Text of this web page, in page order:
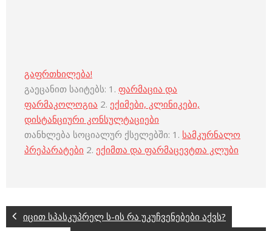
გაფრთხილება!
გაეცანით საიტებს: 1. ფარმაცია და
ფარმაკოლოგია 2. ექიმები, კლინიკები,
დისტანციური კონსულტაციები
თანხლება სოციალურ ქსელებში: 1. სამკურნალო
პრეპარატები 2. ექიმთა და ფარმაცევტთა კლუბი
იცით სპასკუპრელ ს-ის რა უკუჩვენებები აქვს?